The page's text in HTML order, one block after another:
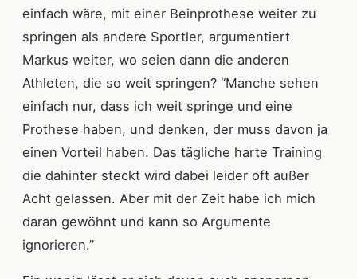
einfach wäre, mit einer Beinprothese weiter zu
springen als andere Sportler, argumentiert
Markus weiter, wo seien dann die anderen
Athleten, die so weit springen? “Manche sehen
einfach nur, dass ich weit springe und eine
Prothese haben, und denken, der muss davon ja
einen Vorteil haben. Das tägliche harte Training
die dahinter steckt wird dabei leider oft außer
Acht gelassen. Aber mit der Zeit habe ich mich
daran gewöhnt und kann so Argumente
ignorieren.”